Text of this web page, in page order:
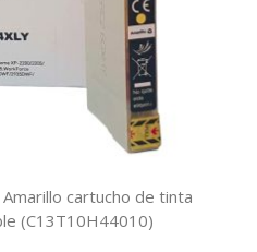
cartucho de tinta
(C13T10H44010)